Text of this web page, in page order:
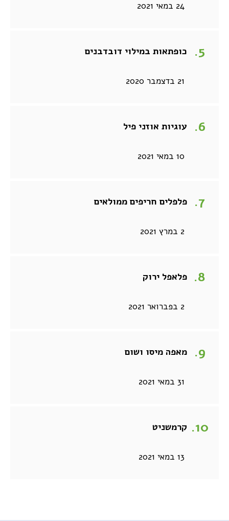
24 במאי 2021
כופתאות במילוי דובדבנים
21 בדצמבר 2020
עוגיות אוזני פיל
10 במאי 2021
פלפלים חריפים ממולאים
2 במרץ 2021
פלאפל ירוק
2 בפברואר 2021
מאפה מיסו ושום
31 במאי 2021
קרמשניט
13 במאי 2021